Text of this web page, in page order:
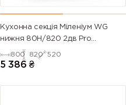
Кухонна секція Міленіум WG
нижня 80Н/820 2дв Pro
Blum(Білий/Глянець Білий (Серія
М))
800 820 520
5 386 ₴